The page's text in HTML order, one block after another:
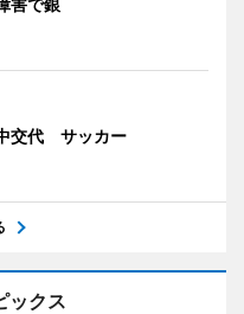
交代 サッカー
ックス